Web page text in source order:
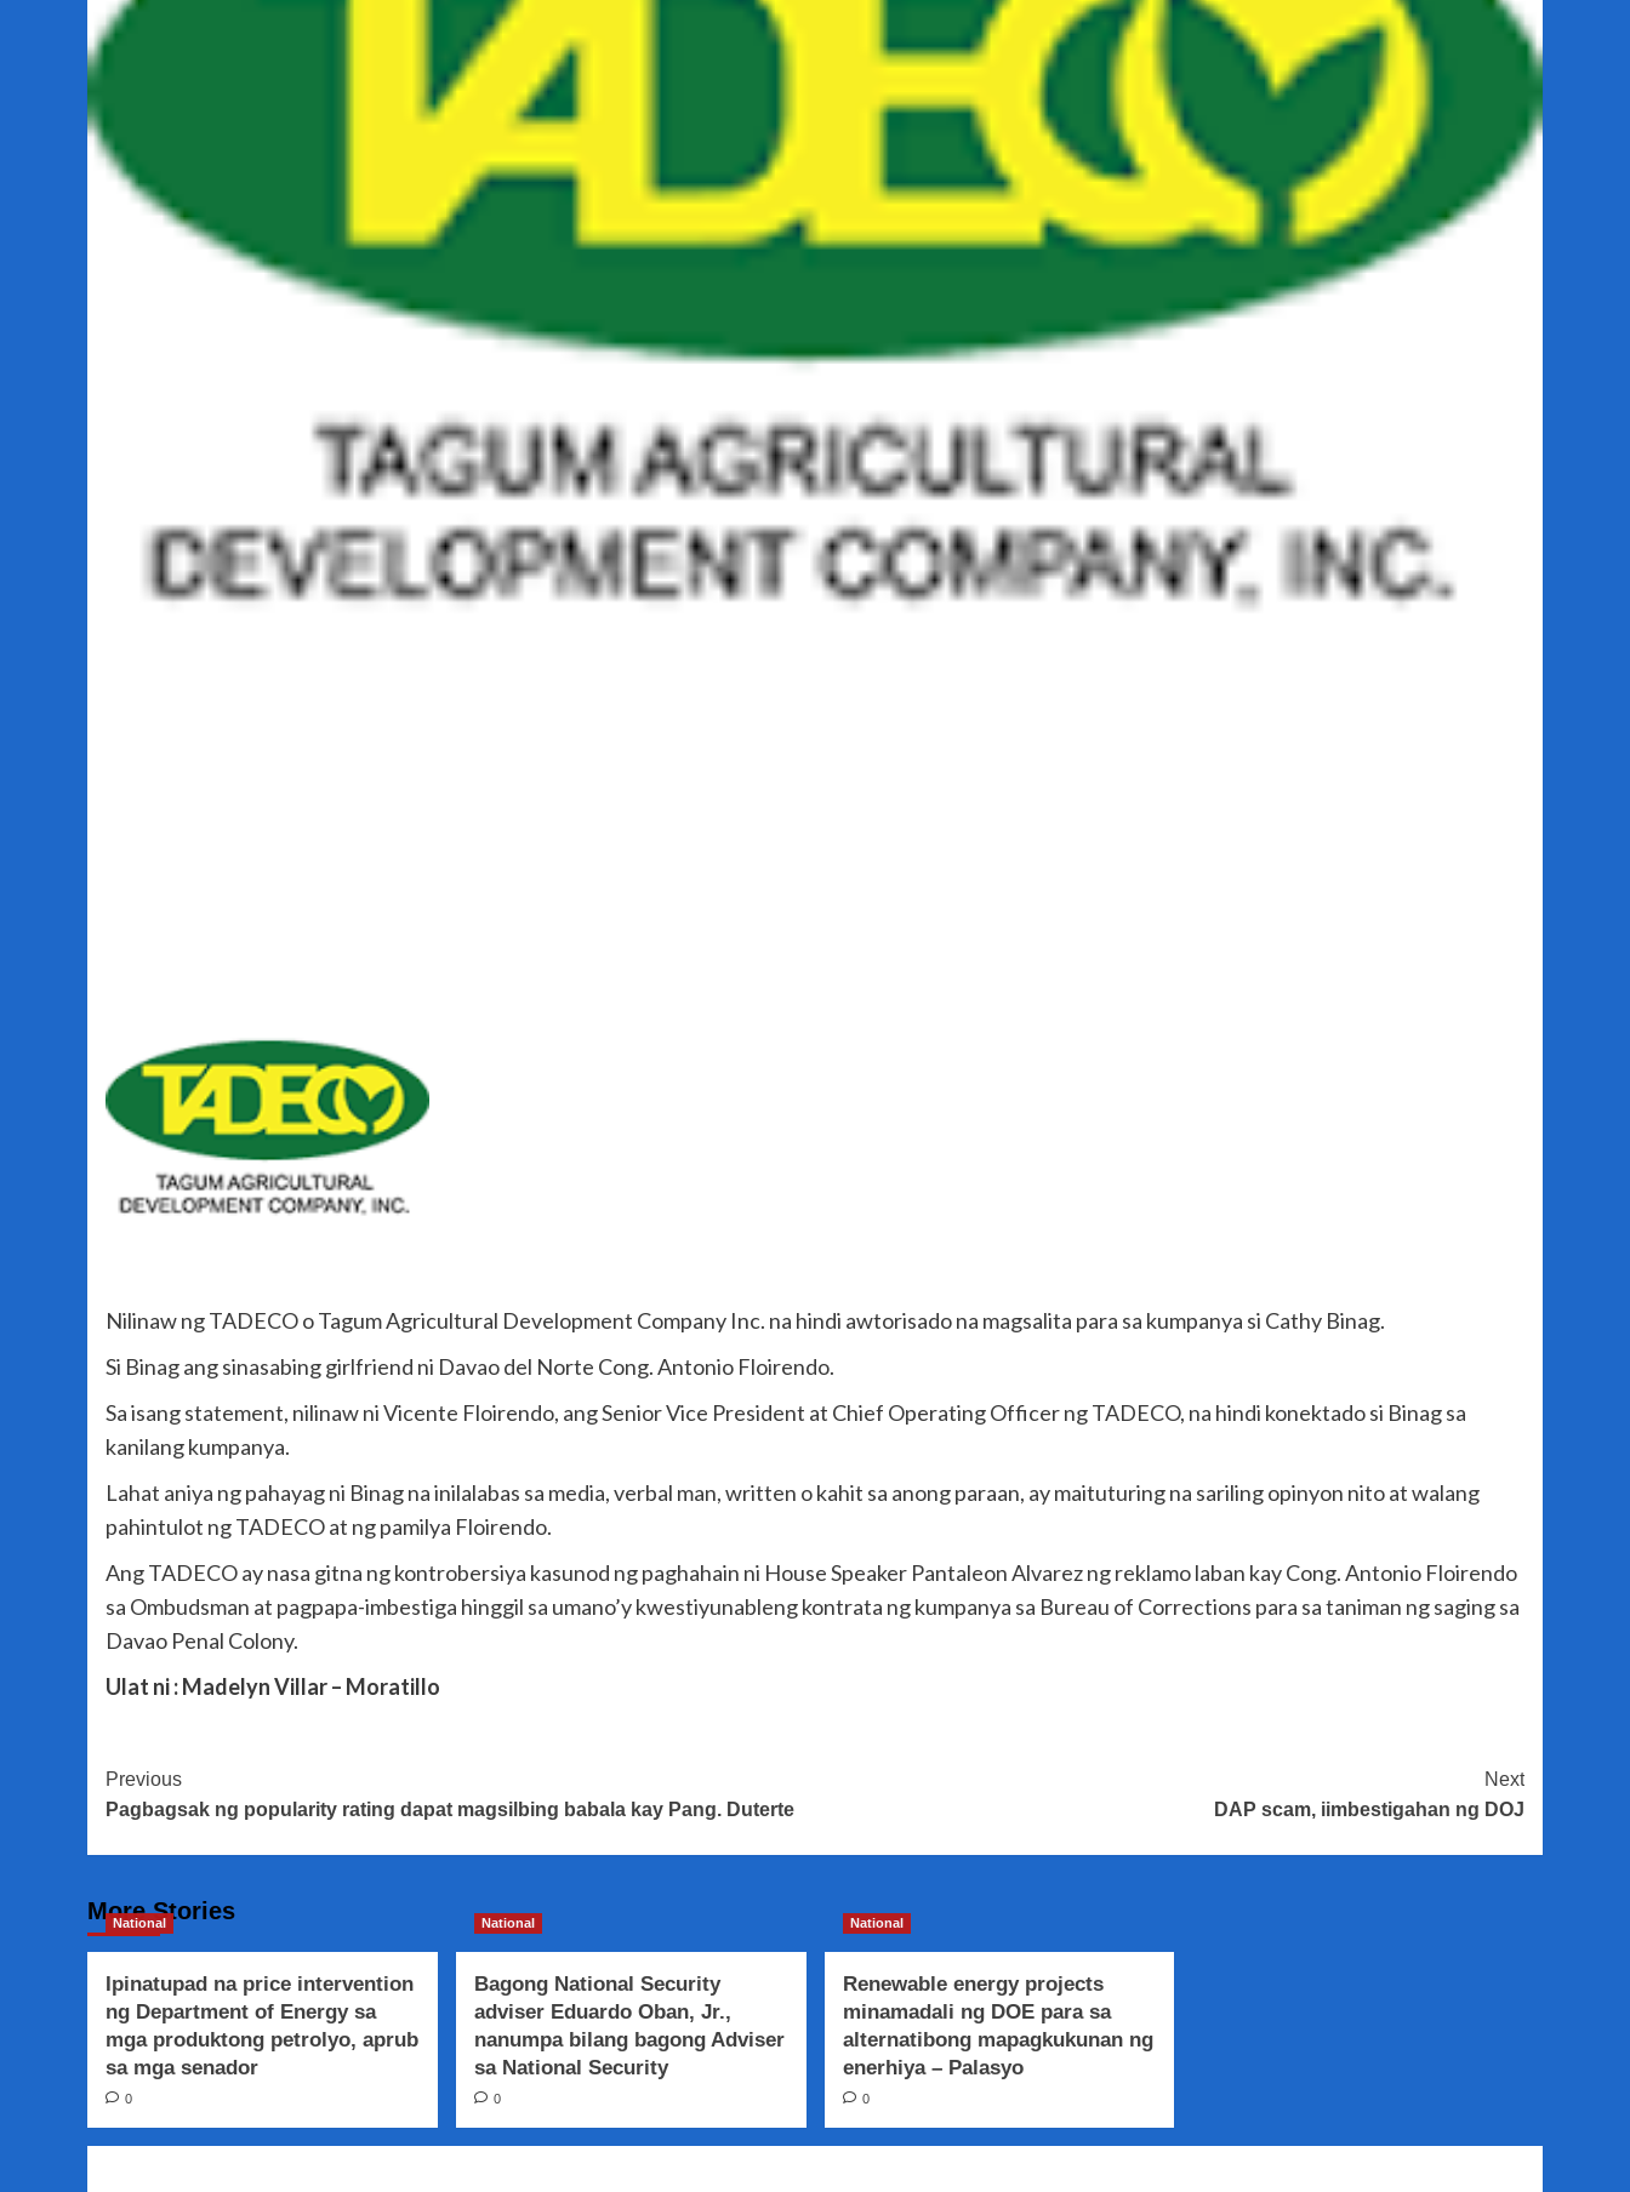
Nilinaw ng TADECO o Tagum Agricultural Development Company Inc. na hindi awtorisado na magsalita para sa kumpanya si Cathy Binag.
Si Binag ang sinasabing girlfriend ni Davao del Norte Cong. Antonio Floirendo.
Sa isang statement, nilinaw ni Vicente Floirendo, ang Senior Vice President at Chief Operating Officer ng TADECO, na hindi konektado si Binag sa
kanilang kumpanya.
Lahat aniya ng pahayag ni Binag na inilalabas sa media, verbal man, written o kahit sa anong paraan, ay maituturing na sariling opinyon nito at walang
pahintulot ng TADECO at ng pamilya Floirendo.
Ang TADECO ay nasa gitna ng kontrobersiya kasunod ng paghahain ni House Speaker Pantaleon Alvarez ng reklamo laban kay Cong. Antonio Floirendo
sa Ombudsman at pagpapa-imbestiga hinggil sa umano’y kwestiyunableng kontrata ng kumpanya sa Bureau of Corrections para sa taniman ng saging sa
Davao Penal Colony.
Ulat ni : Madelyn Villar – Moratillo
Post
Navigation
Previous
Pagbagsak ng popularity rating dapat magsilbing babala kay Pang. Duterte
Next
DAP scam, iimbestigahan ng DOJ
More Stories
National
Ipinatupad na price intervention
ng Department of Energy sa
mga produktong petrolyo, aprub
sa mga senador
0
National
Bagong National Security
adviser Eduardo Oban, Jr.,
nanumpa bilang bagong Adviser
sa National Security
0
National
Renewable energy projects
minamadali ng DOE para sa
alternatibong mapagkukunan ng
enerhiya – Palasyo
0